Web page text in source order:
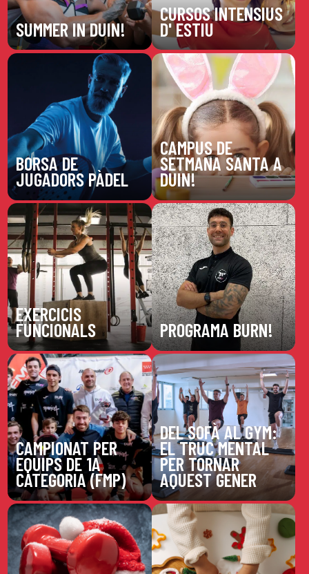
SUMMER IN DUIN!
CURSOS INTENSIUS
D' ESTIU
BORSA DE
JUGADORS PÀDEL
CAMPUS DE
SETMANA SANTA A
DUIN!
EXERCICIS
FUNCIONALS PROGRAMA BURN!
CAMPIONAT PER
EQUIPS DE 1A
CATEGORIA (FMP)
DEL SOFÀ AL GYM:
EL TRUC MENTAL
PER TORNAR
AQUEST GENER